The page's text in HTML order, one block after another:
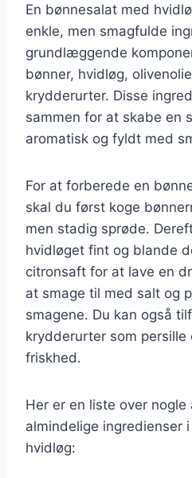
En bønnesalat med
enkle, men smagfulde
grundlæggende
bønner, hvidløg,
krydderurter. Disse
sammen for at skabe en
aromatisk og fyldt med
For at forberede en
skal du først koge
men stadig sprøde.
hvidløget fint og blande
citronsaft for at lave en
at smage til med salt og
smagene. Du kan også
krydderurter som
friskhed.
Her er en liste over
almindelige ingredienser
hvidløg: